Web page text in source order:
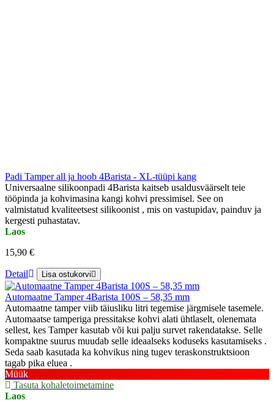
Padi Tamper all ja hoob 4Barista - XL-tüüpi kang
Universaalne silikoonpadi 4Barista kaitseb usaldusväärselt teie
tööpinda ja kohvimasina kangi kohvi pressimisel. See on
valmistatud kvaliteetsest silikoonist , mis on vastupidav, painduv ja
kergesti puhastatav.
Laos
15,90 €
Detail Lisa ostukorvi
Automaatne Tamper 4Barista 100S – 58,35 mm
Automaatne tamper viib täiusliku litri tegemise järgmisele tasemele.
Automaatse tamperiga pressitakse kohvi alati ühtlaselt, olenemata
sellest, kes Tamper kasutab või kui palju survet rakendatakse. Selle
kompaktne suurus muudab selle ideaalseks koduseks kasutamiseks .
Seda saab kasutada ka kohvikus ning tugev teraskonstruktsioon
tagab pika eluea .
Müük
Tasuta kohaletoimetamine
Laos